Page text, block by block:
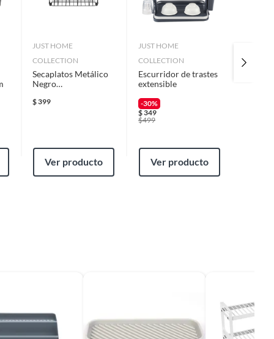
JUST HOME
COLLECTION
Secaplatos Metálico
Negro
$399
Ver producto
JUST HOME
COLLECTION
Escurridor de trastes
extensible
-30%
$349
$499
Ver producto